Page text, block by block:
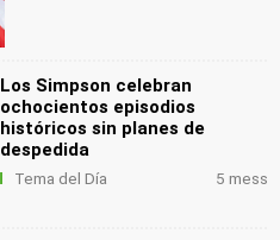
Los Simpson celebran
ochocientos episodios
históricos sin planes de
despedida
Tema del Día 5 mess